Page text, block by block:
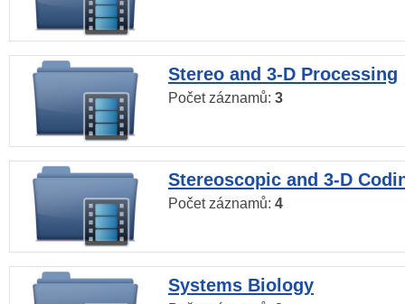
Stereo and 3-D Processing
Počet záznamů: 3
Stereoscopic and 3-D
Počet záznamů: 4
Systems Biology